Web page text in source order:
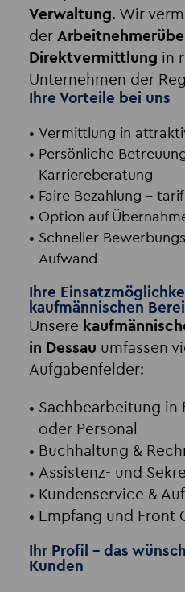
Verwaltung. Wir
der
Direktvermittlung in
Unternehmen der
Ihre Vorteile bei uns
Vermittlung in
Persönliche
Karriereberatung
Faire Bezahlung –
Option auf
Schneller
Aufwand
Ihre
kaufmännischen
Unsere
in Dessau umfassen
Aufgabenfelder:
Sachbearbeitung in
oder Personal
Buchhaltung &
Assistenz- und
Kundenservice &
Empfang und Front
Ihr Profil – das
Kunden